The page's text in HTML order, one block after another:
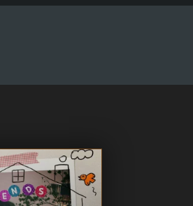
66 67 68 69 70
91 92
96 97 98